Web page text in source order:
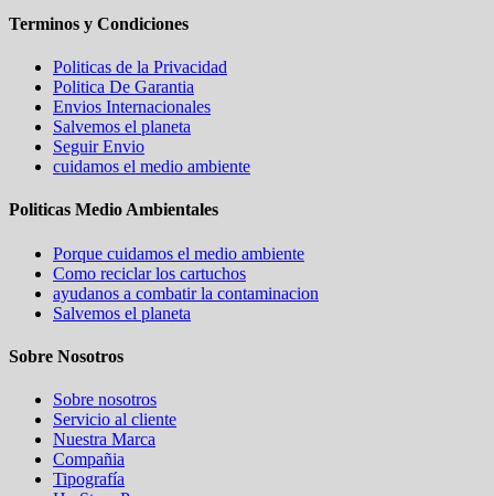
Terminos y Condiciones
Politicas de la Privacidad
Politica De Garantia
Envios Internacionales
Salvemos el planeta
Seguir Envio
cuidamos el medio ambiente
Politicas Medio Ambientales
Porque cuidamos el medio ambiente
Como reciclar los cartuchos
ayudanos a combatir la contaminacion
Salvemos el planeta
Sobre Nosotros
Sobre nosotros
Servicio al cliente
Nuestra Marca
Compañia
Tipografía